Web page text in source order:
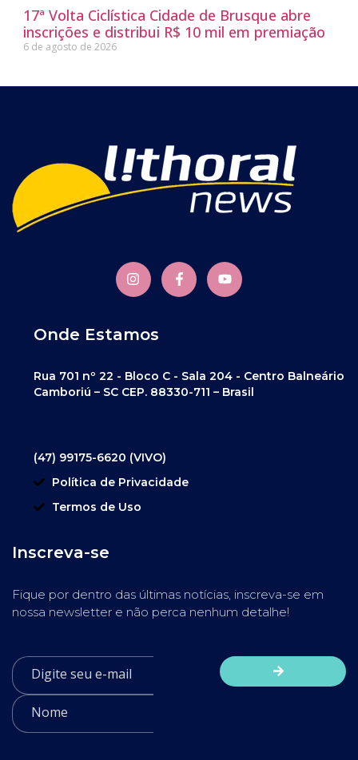
17ª Volta Ciclística Cidade de Brusque abre
inscrições e distribui R$ 10 mil em premiação
6 de agosto de 2026
Onde Estamos
Rua 701 nº 22 - Bloco C - Sala 204 - Centro Balneário
Camboriú – SC CEP. 88330-711 – Brasil
(47) 99175-6620 (VIVO)
Política de Privacidade
Termos de Uso
Inscreva-se
Fique por dentro das últimas notícias, inscreva-se em
nossa newsletter e não perca nenhum detalhe!